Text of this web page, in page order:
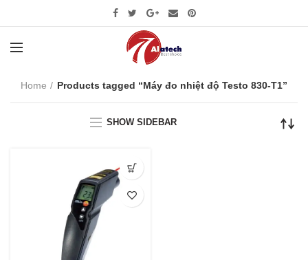
Home Products tagged “Máy đo nhiệt độ Testo 830-T1”
SHOW SIDEBAR